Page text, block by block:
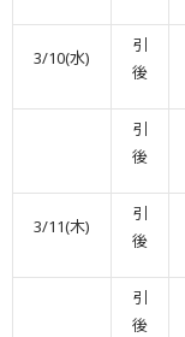
3/10(水)
引
後
引
後
3/11(木)
引
後
引
後